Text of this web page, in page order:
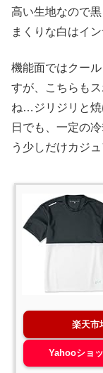
高い生地なので
まくりな白はイ
機能面ではクー
すが、こちらも
ね…ジリジリと焼
日でも、一定の
う少しだけカジ
楽天市
Yahooショ